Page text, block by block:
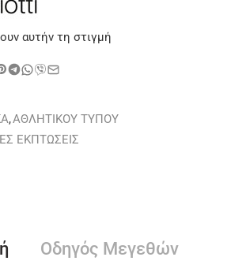
αυτήν τη στιγμή
,ΑΘΛΗΤΙΚΟΥ ΤΥΠΟΥ
ΕΚΠΤΩΣΕΙΣ
Οδηγός Μεγεθών